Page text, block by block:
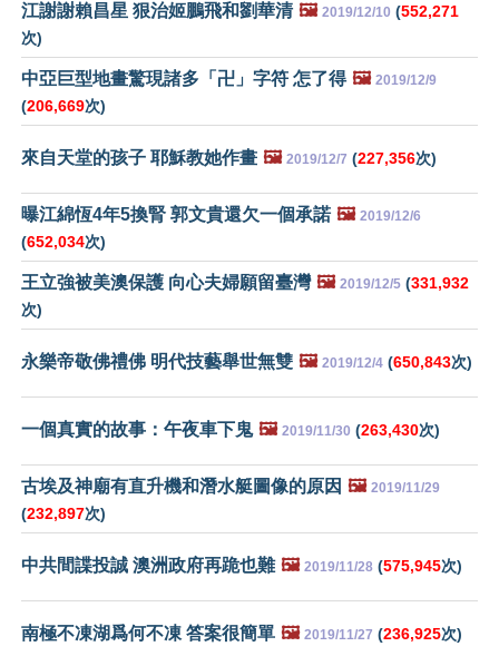
江謝謝賴昌星 狠治姬鵬飛和劉華清 🖼️ 2019/12/10 (552,271
次)
中亞巨型地畫驚現諸多「卍」字符 怎了得 🖼️ 2019/12/9
(206,669次)
來自天堂的孩子 耶穌教她作畫 🖼️ 2019/12/7 (227,356次)
曝江綿恆4年5換腎 郭文貴還欠一個承諾 🖼️ 2019/12/6
(652,034次)
王立強被美澳保護 向心夫婦願留臺灣 🖼️ 2019/12/5 (331,932
次)
永樂帝敬佛禮佛 明代技藝舉世無雙 🖼️ 2019/12/4 (650,843次)
一個真實的故事：午夜車下鬼 🖼️ 2019/11/30 (263,430次)
古埃及神廟有直升機和潛水艇圖像的原因 🖼️ 2019/11/29
(232,897次)
中共間諜投誠 澳洲政府再跪也難 🖼️ 2019/11/28 (575,945次)
南極不凍湖爲何不凍 答案很簡單 🖼️ 2019/11/27 (236,925次)